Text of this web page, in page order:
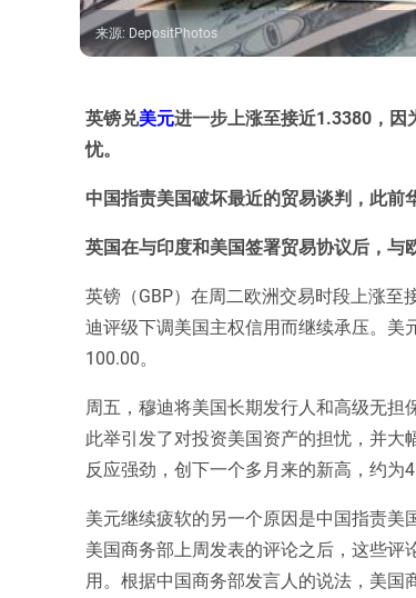
来源: DepositPhotos
英镑兑美元进一步上涨至接近1.3380，因
忧。
中国指责美国破坏最近的贸易谈判，此前
英国在与印度和美国签署贸易协议后，与
英镑（GBP）在周二欧洲交易时段上涨
迪评级下调美国主权信用而继续承压。美
100.00。
周五，穆迪将美国长期发行人和高级无担
此举引发了对投资美国资产的担忧，并
反应强劲，创下一个多月来的新高，约为
美元继续疲软的另一个原因是中国指责
美国商务部上周发表的评论之后，这些评
用。根据中国商务部发言人的说法，美国